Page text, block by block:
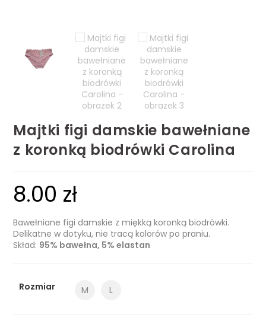
Majtki figi damskie bawełniane
z koronką biodrówki Carolina
8.00 zł
Bawełniane figi damskie z miękką koronką biodrówki.
Delikatne w dotyku, nie tracą kolorów po praniu.
Skład: 95% bawełna, 5% elastan
Rozmiar M L